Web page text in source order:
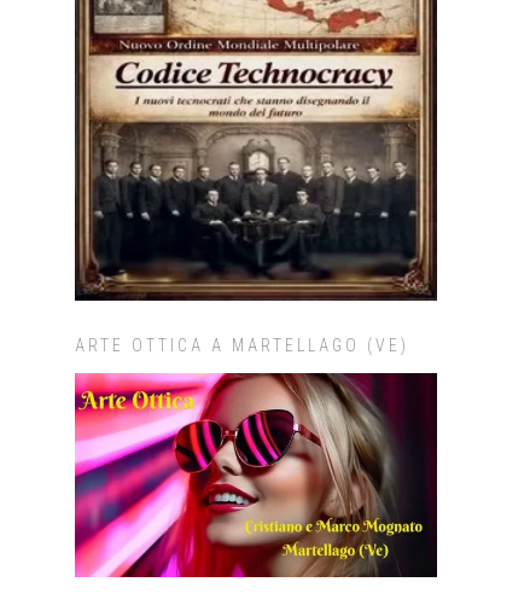
ARTE OTTICA A MARTELLAGO (VE)